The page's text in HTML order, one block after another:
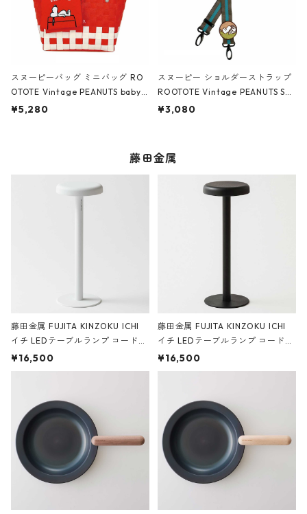
スヌーピーバッグ ミニバッグ RO
OTOTE Vintage PEANUTS babyr
oo 8439 ルートート IP.ベビール
¥5,280
スヌーピー ショルダーストラップ
ROOTOTE Vintage PEANUTS ST
RAP 8440 ルートート IP.WR.スト
¥3,080
藤田金属
藤田金属 FUJITA KINZOKU ICHI
イチ LEDテーブルランプ コードレ
ス ホワイト
¥16,500
藤田金属 FUJITA KINZOKU ICHI
イチ LEDテーブルランプ コードレ
ス ブラック
¥16,500